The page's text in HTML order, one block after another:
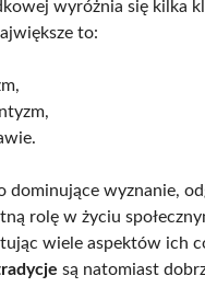
wyróżnia się kilka
to:
dominujące wyznanie,
rolę w życiu
wiele aspektów ich
są natomiast